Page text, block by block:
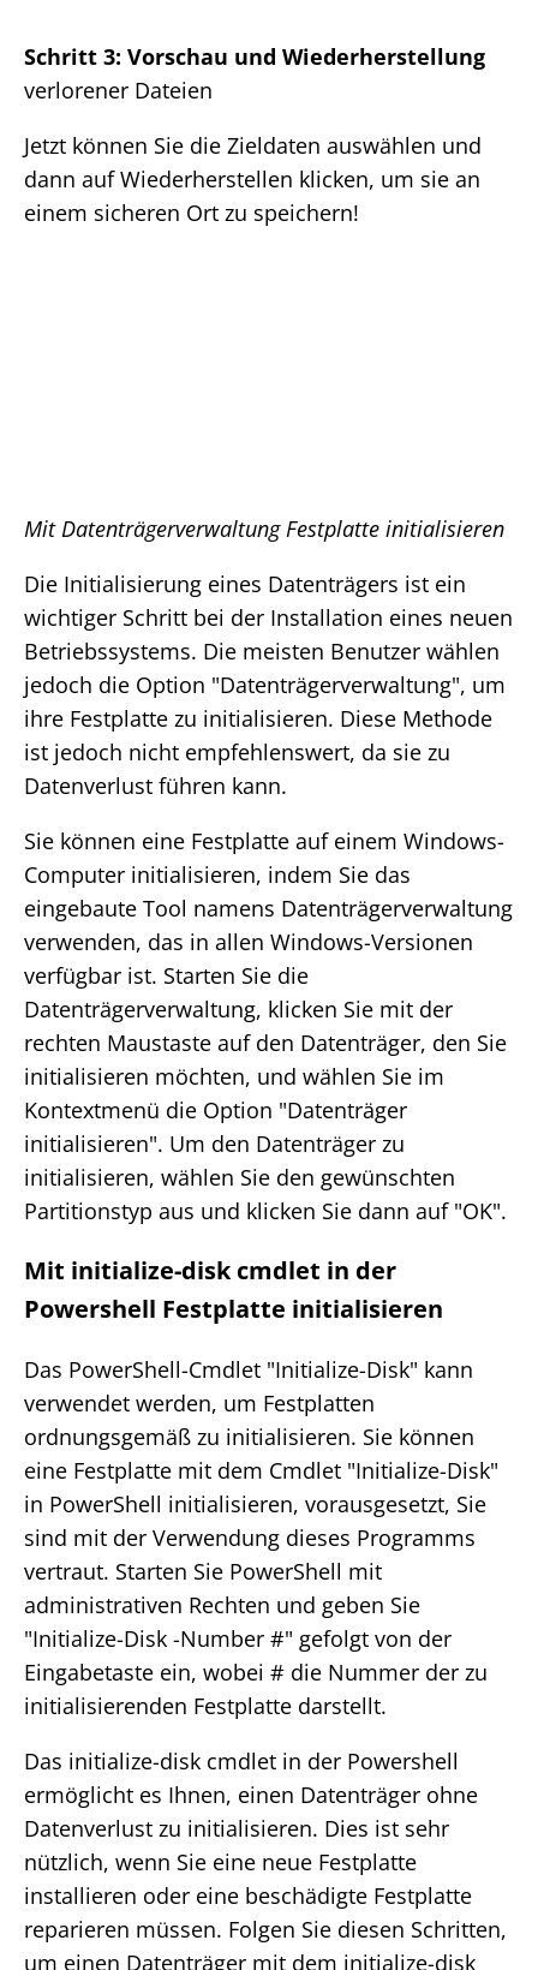
Schritt 3: Vorschau und Wiederherstellung
verlorener Dateien
Jetzt können Sie die Zieldaten auswählen und
dann auf Wiederherstellen klicken, um sie an
einem sicheren Ort zu speichern!
Mit Datenträgerverwaltung Festplatte initialisieren
Die Initialisierung eines Datenträgers ist ein
wichtiger Schritt bei der Installation eines neuen
Betriebssystems. Die meisten Benutzer wählen
jedoch die Option "Datenträgerverwaltung", um
ihre Festplatte zu initialisieren. Diese Methode
ist jedoch nicht empfehlenswert, da sie zu
Datenverlust führen kann.
Sie können eine Festplatte auf einem Windows-
Computer initialisieren, indem Sie das
eingebaute Tool namens Datenträgerverwaltung
verwenden, das in allen Windows-Versionen
verfügbar ist. Starten Sie die
Datenträgerverwaltung, klicken Sie mit der
rechten Maustaste auf den Datenträger, den Sie
initialisieren möchten, und wählen Sie im
Kontextmenü die Option "Datenträger
initialisieren". Um den Datenträger zu
initialisieren, wählen Sie den gewünschten
Partitionstyp aus und klicken Sie dann auf "OK".
Mit initialize-disk cmdlet in der
Powershell Festplatte initialisieren
Das PowerShell-Cmdlet "Initialize-Disk" kann
verwendet werden, um Festplatten
ordnungsgemäß zu initialisieren. Sie können
eine Festplatte mit dem Cmdlet "Initialize-Disk"
in PowerShell initialisieren, vorausgesetzt, Sie
sind mit der Verwendung dieses Programms
vertraut. Starten Sie PowerShell mit
administrativen Rechten und geben Sie
"Initialize-Disk -Number #" gefolgt von der
Eingabetaste ein, wobei # die Nummer der zu
initialisierenden Festplatte darstellt.
Das initialize-disk cmdlet in der Powershell
ermöglicht es Ihnen, einen Datenträger ohne
Datenverlust zu initialisieren. Dies ist sehr
nützlich, wenn Sie eine neue Festplatte
installieren oder eine beschädigte Festplatte
reparieren müssen. Folgen Sie diesen Schritten,
um einen Datenträger mit dem initialize-disk